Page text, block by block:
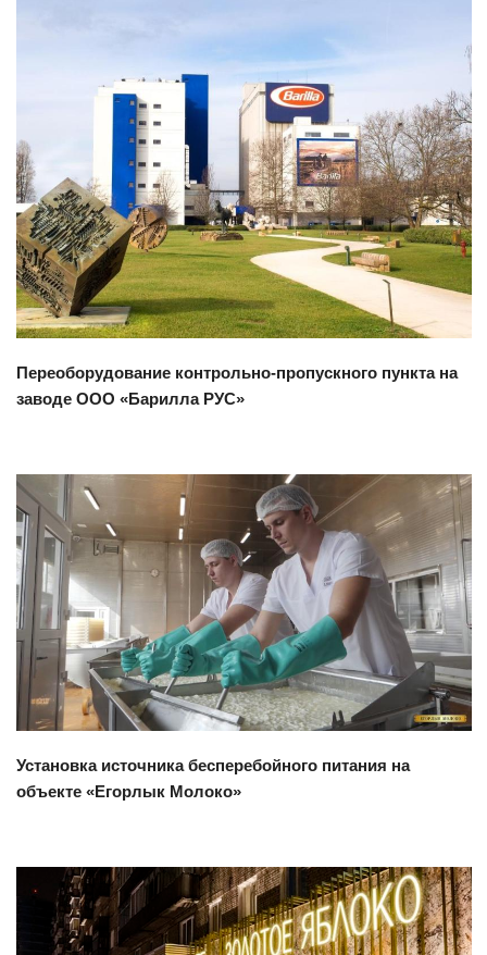
Смотреть проект
Переоборудование контрольно-пропускного пункта на
заводе ООО «Барилла РУС»
Смотреть проект
Установка источника бесперебойного питания на
объекте «Егорлык Молоко»